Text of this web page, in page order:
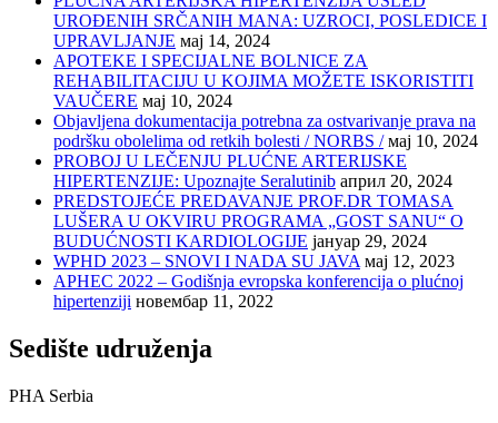
UROĐENIH SRČANIH MANA: UZROCI, POSLEDICE I
UPRAVLJANJE мај 14, 2024
APOTEKE I SPECIJALNE BOLNICE ZA
REHABILITACIJU U KOJIMA MOŽETE ISKORISTITI
VAUČERE мај 10, 2024
Objavljena dokumentacija potrebna za ostvarivanje prava na
podršku obolelima od retkih bolesti / NORBS / мај 10, 2024
PROBOJ U LEČENJU PLUĆNE ARTERIJSKE
HIPERTENZIJE: Upoznajte Seralutinib април 20, 2024
PREDSTOJEĆE PREDAVANJE PROF.DR TOMASA
LUŠERA U OKVIRU PROGRAMA „GOST SANU“ O
BUDUĆNOSTI KARDIOLOGIJE јануар 29, 2024
WPHD 2023 – SNOVI I NADA SU JAVA мај 12, 2023
APHEC 2022 – Godišnja evropska konferencija o plućnoj
hipertenziji новембар 11, 2022
Sedište udruženja
PHA Serbia